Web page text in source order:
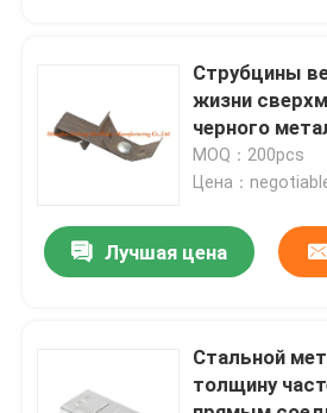
Спросите цитату
Алюминиевая панель доступа
Аксессуары гипсокартона
Струбцины
жизни
черного
MOQ：200pcs
Цена：
Лучшая цена
Стальной
толщину